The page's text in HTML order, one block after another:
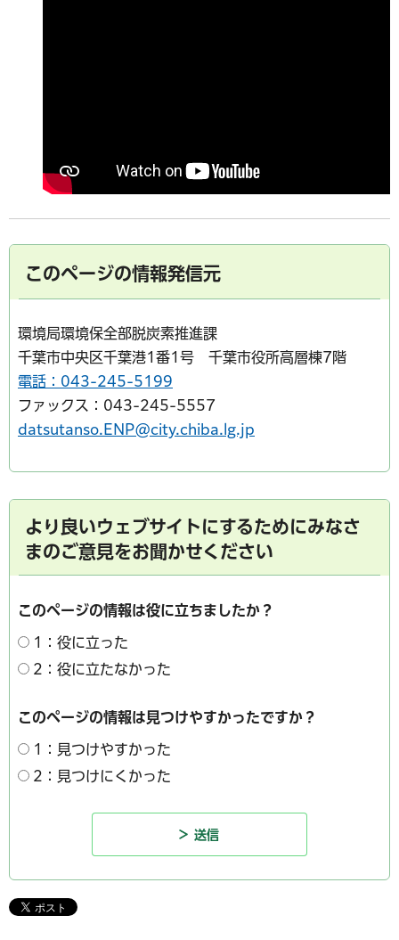
このページの情報発信元
環境局環境保全部脱炭素推進課
千葉市中央区千葉港1番1号 千葉市役所高層棟7階
電話：043-245-5199
ファックス：043-245-5557
datsutanso.ENP@city.chiba.lg.jp
より良いウェブサイトにするためにみなさ
まのご意見をお聞かせください
このページの情報は役に立ちましたか？
1：役に立った
2：役に立たなかった
このページの情報は見つけやすかったですか？
1：見つけやすかった
2：見つけにくかった